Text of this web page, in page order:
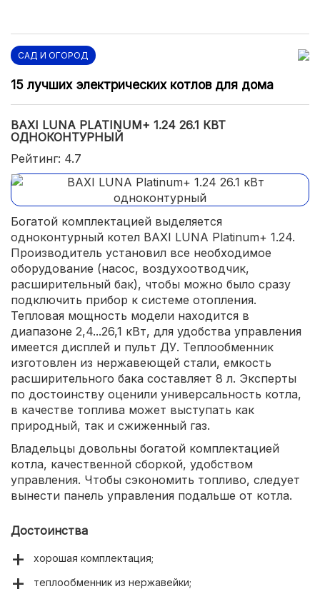
САД И ОГОРОД
15 лучших электрических котлов для дома
BAXI LUNA PLATINUM+ 1.24 26.1 КВТ
ОДНОКОНТУРНЫЙ
Рейтинг: 4.7
Богатой комплектацией выделяется
одноконтурный котел BAXI LUNA Platinum+ 1.24.
Производитель установил все необходимое
оборудование (насос, воздухоотводчик,
расширительный бак), чтобы можно было сразу
подключить прибор к системе отопления.
Тепловая мощность модели находится в
диапазоне 2,4...26,1 кВт, для удобства управления
имеется дисплей и пульт ДУ. Теплообменник
изготовлен из нержавеющей стали, емкость
расширительного бака составляет 8 л. Эксперты
по достоинству оценили универсальность котла,
в качестве топлива может выступать как
природный, так и сжиженный газ.
Владельцы довольны богатой комплектацией
котла, качественной сборкой, удобством
управления. Чтобы сэкономить топливо, следует
вынести панель управления подальше от котла.
Достоинства
хорошая комплектация;
теплообменник из нержавейки;